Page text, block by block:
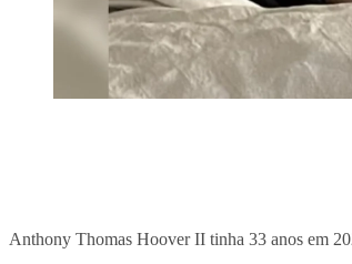
Anthony Thomas Hoover II tinha 33 anos em